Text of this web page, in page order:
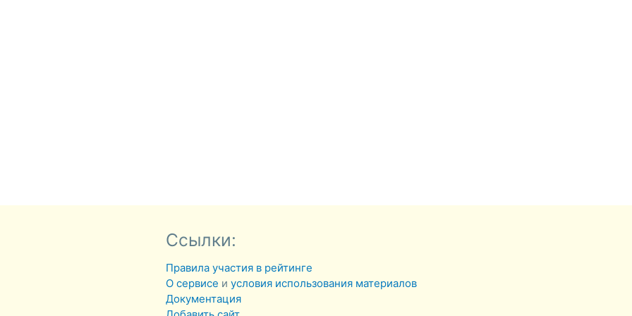
Ссылки:
Правила участия в рейтинге
О сервисе иусловия использования материалов
Документация